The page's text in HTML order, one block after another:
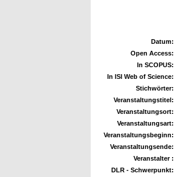
Datum:
Open Access:
In SCOPUS:
In ISI Web of Science:
Stichwörter:
Veranstaltungstitel:
Veranstaltungsort:
Veranstaltungsart:
Veranstaltungsbeginn:
Veranstaltungsende:
Veranstalter :
DLR - Schwerpunkt: